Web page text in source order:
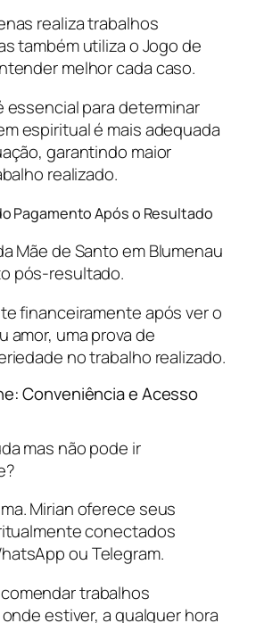
realiza trabalhos
também utiliza o Jogo de
melhor cada caso.
essencial para determinar
espiritual é mais adequada
garantindo maior
realizado.
Pagamento Após o Resultado
Mãe de Santo em Blumenau
pós-resultado.
financeiramente após ver o
amor, uma prova de
no trabalho realizado.
Conveniência e Acesso
mas não pode ir
Mirian oferece seus
conectados
ou Telegram.
trabalhos
estiver, a qualquer hora